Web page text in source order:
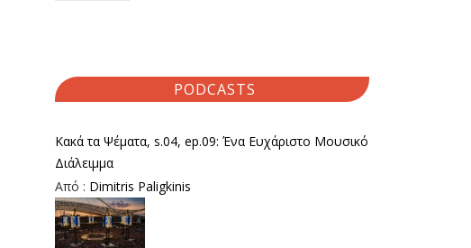
PODCASTS
Κακά τα Ψέματα, s.04, ep.09: Ένα Ευχάριστο Μουσικό
Διάλειμμα
Από : Dimitris Paligkinis